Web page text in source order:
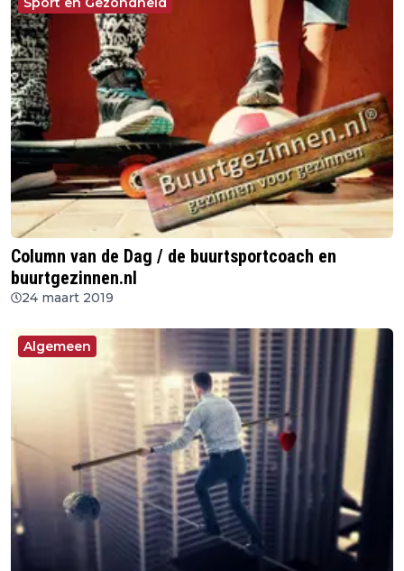
Column van de Dag / de buurtsportcoach en
buurtgezinnen.nl
24 maart 2019
Algemeen